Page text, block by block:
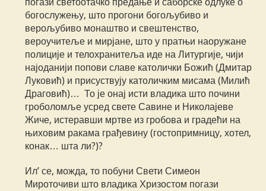
богослужењу, што прогони богољубиво и
верољубиво монаштво и свештенство,
вероучитеље и мирјане, што у пратњи наоружане
полиције и телохранитеља иде на Литургије, чији
најоданији попови славе католички Божић (Дмитар
Луковић) и присуствују католичким мисама (Милић
Драговић)… То је онај исти владика што почини
гроболомље усред свете Савине и Николајеве
Жиче, истеравши мртве из гробова и градећи на
њиховим ракама грађевину (гостопримницу, хотел,
конак… шта ли?)?
Ил’ се, можда, то побуни Свети Симеон
Мироточиви што владика Хризостом погази